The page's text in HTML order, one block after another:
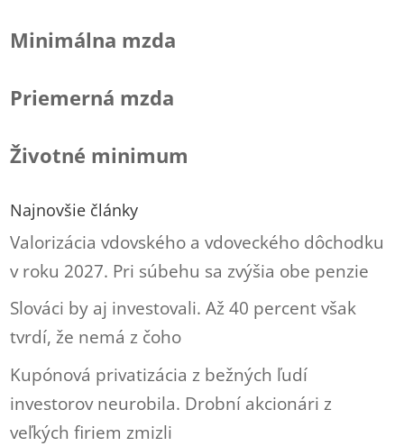
Minimálna mzda
Priemerná mzda
Životné minimum
Najnovšie články
Valorizácia vdovského a vdoveckého dôchodku
v roku 2027. Pri súbehu sa zvýšia obe penzie
Slováci by aj investovali. Až 40 percent však
tvrdí, že nemá z čoho
Kupónová privatizácia z bežných ľudí
investorov neurobila. Drobní akcionári z
veľkých firiem zmizli